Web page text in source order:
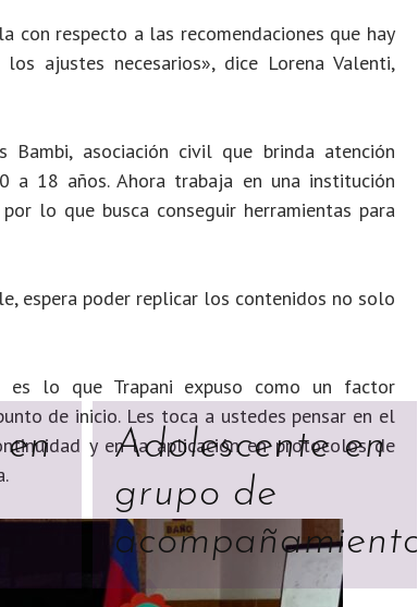
con respecto a las recomendaciones que hay
ajustes necesarios», dice Lorena Valenti,
asociación civil que brinda atención
18 años. Ahora trabaja en una institución
lo que busca conseguir herramientas para
espera poder replicar los contenidos no solo
lo que Trapani expuso como un factor
de inicio. Les toca a ustedes pensar en el
y en la aplicación en protocolos de
Adolescente en
grupo de
acompañamiento